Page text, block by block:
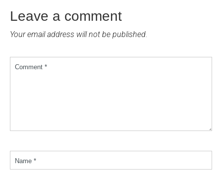
Leave a comment
Your email address will not be published.
Comment *
Name *